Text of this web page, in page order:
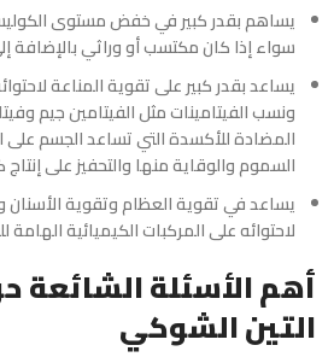
يساهم بقدر كبير في خفض مستوى
سواء إذا كان مكتسب أو وراثي
يساعد بقدر كبير على تقوية المناعة
ونسب الفيتامينات مثل الفيتامين جيم
المضادة للأكسدة التي تساعد الجسم
السموم والوقاية منها والتحفيز على إنتاج
يساعد في تقوية العظام وتقوية الأسنان
لاحتوائه على المركبات الكيميائية الهامة
أهم الأسئلة الشائعة
التين الشوكي